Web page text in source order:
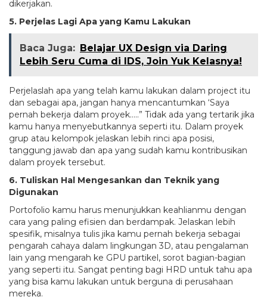
dikerjakan.
5. Perjelas Lagi Apa yang Kamu Lakukan
Baca Juga: Belajar UX Design via Daring
Lebih Seru Cuma di IDS, Join Yuk Kelasnya!
Perjelaslah apa yang telah kamu lakukan dalam project itu
dan sebagai apa, jangan hanya mencantumkan ‘Saya
pernah bekerja dalam proyek…..” Tidak ada yang tertarik jika
kamu hanya menyebutkannya seperti itu. Dalam proyek
grup atau kelompok jelaskan lebih rinci apa posisi,
tanggung jawab dan apa yang sudah kamu kontribusikan
dalam proyek tersebut.
6. Tuliskan Hal Mengesankan dan Teknik yang
Digunakan
Portofolio kamu harus menunjukkan keahlianmu dengan
cara yang paling efisien dan berdampak. Jelaskan lebih
spesifik, misalnya tulis jika kamu pernah bekerja sebagai
pengarah cahaya dalam lingkungan 3D, atau pengalaman
lain yang mengarah ke GPU partikel, sorot bagian-bagian
yang seperti itu. Sangat penting bagi HRD untuk tahu apa
yang bisa kamu lakukan untuk berguna di perusahaan
mereka.